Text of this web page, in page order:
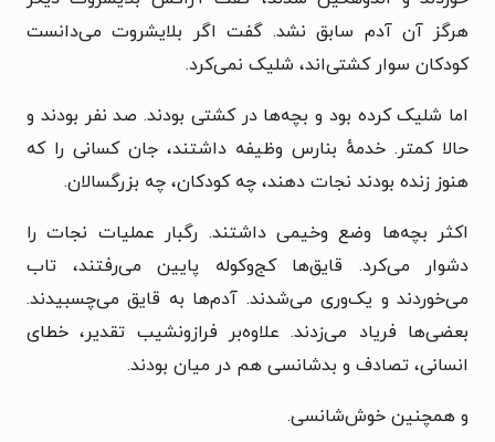
هرگز آن آدم سابق نشد. گفت اگر بلایشروت می‌دانست
کودکان سوار کشتی‌اند، شلیک نمی‌کرد.
اما شلیک کرده بود و بچه‌ها در کشتی بودند. صد نفر بودند و
حالا کمتر. خدمهٔ بنارس وظیفه داشتند، جان کسانی را که
هنوز زنده بودند نجات دهند، چه کودکان، چه بزرگسالان.
اکثر بچه‌ها وضع وخیمی داشتند. رگبار عملیات نجات را
دشوار می‌کرد. قایق‌ها کج‌وکوله پایین می‌رفتند، تاب
می‌خوردند و یک‌وری می‌شدند. آدم‌ها به قایق می‌چسبیدند.
بعضی‌ها فریاد می‌زدند. علاوه‌بر فرازونشیب تقدیر، خطای
انسانی، تصادف و بدشانسی هم در میان بودند.
و همچنین خوش‌شانسی.